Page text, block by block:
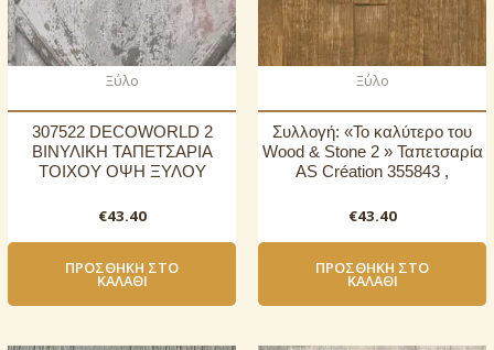
Ξύλο
307522 DECOWORLD 2
ΒΙΝΥΛΙΚΗ ΤΑΠΕΤΣΑΡΙΑ
ΤΟΙΧΟΥ ΟΨΗ ΞΥΛΟΥ
€43.40
ΠΡΟΣΘΉΚΗ ΣΤΟ
ΚΑΛΆΘΙ
Ξύλο
Συλλογή: «Το καλύτερο του
Wood & Stone 2 » Ταπετσαρία
AS Création 355843 ,
€43.40
ΠΡΟΣΘΉΚΗ ΣΤΟ
ΚΑΛΆΘΙ